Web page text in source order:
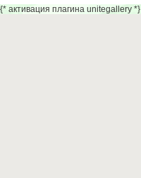
{* активация плагина unitegallery *}